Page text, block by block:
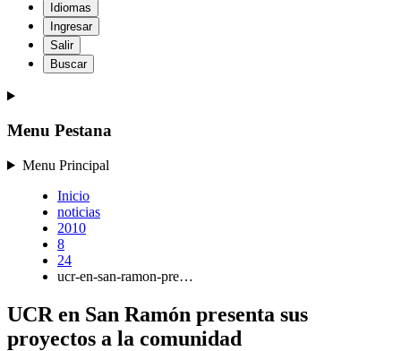
Idiomas
Ingresar
Salir
Buscar
Menu Pestana
Menu Principal
Inicio
noticias
2010
8
24
ucr-en-san-ramon-pre…
UCR en San Ramón presenta sus
proyectos a la comunidad